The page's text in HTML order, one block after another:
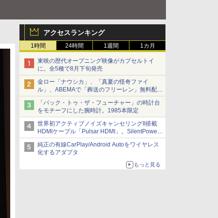
アクセスランキング
1時間 24時間 1週間 1カ月
東映の歴代オープニング映像がカプセルトイ
に。全5種で8月下旬発売
金ロー「ナウシカ」、「真夏の怪奇ファイ
ル」、ABEMAで「葬送のフリーレン」無料配信
など。夏の特番・配信情報
「バック・トゥ・ザ・フューチャー」の時計台
をモチーフにした腕時計。1985本限定
世界初アクティブノイズキャンセリングII搭載
HDMIケーブル「Pulsar HDMI」。SilentPower
から
純正の有線CarPlay/Android Autoをワイヤレス
化するアダプタ
もっと見る